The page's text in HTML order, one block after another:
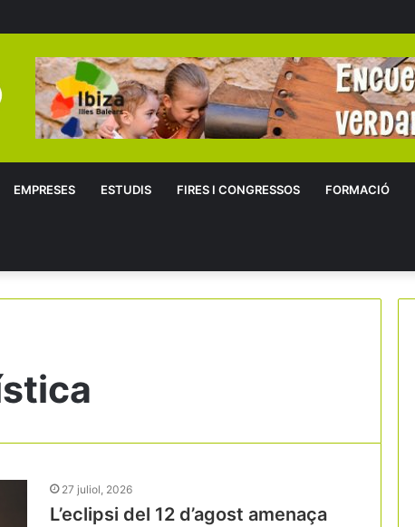
EMPRESES ESTUDIS FIRES I CONGRESSOS FORMACIÓ
27 juliol, 2026
L’eclipsi del 12 d’agost amenaça